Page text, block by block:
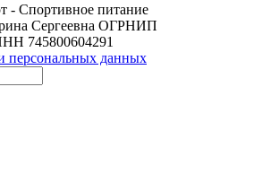
- Спортивное питание
Сергеевна ОГРНИП
745800604291
персональных данных